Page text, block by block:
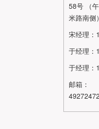
58号 （
米路南侧）
宋经理：
于经理：
于经理：
邮箱：